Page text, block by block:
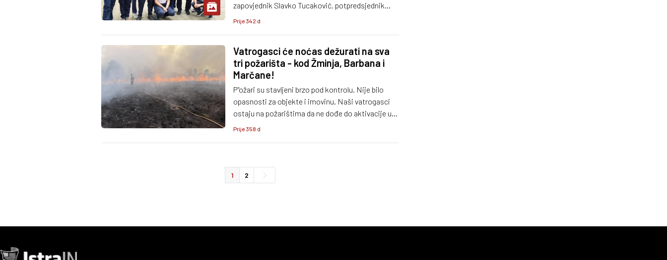
zapovjednik Slavko Tucaković, potpredsjednik
HVZ-a i zapovjednik Vatrogasne zajednice
zapovjednici smjene.
Prije 342 d
Vatrogasci će noćas dežurati na sva
tri požarišta - kod Žminja, Barbana i
Marčane!
P"ožari su stavljeni brzo pod kontrolu. Nije bilo
opasnosti za objekte i imovinu. Naši vatrogasci
ostaju na požarištima da ne dođe do aktivacije u
noćnim satima - rekao nam je zapovjednik VZŽ
Prije 358 d
1 2